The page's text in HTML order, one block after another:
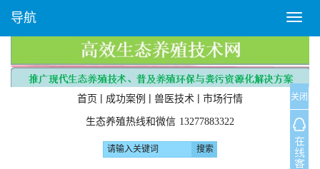
T
o
g
l
e
n
a
v
i
导航
首页 | 成功案例 | 兽医技术 | 市场行情
生态养殖热线和微信 13277883322
关闭